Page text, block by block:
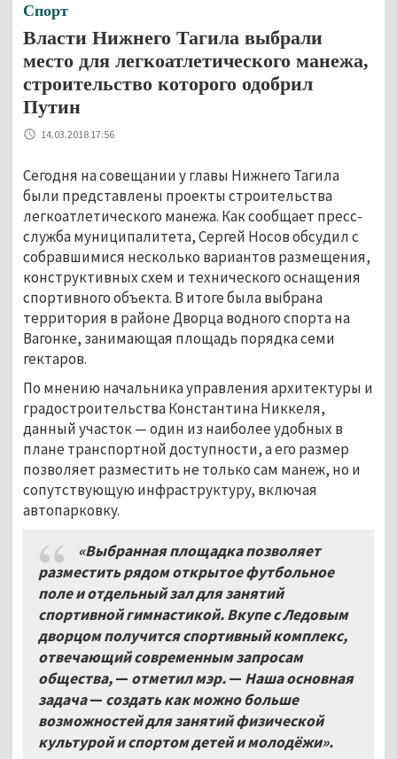
Спорт
Власти Нижнего Тагила выбрали
место для легкоатлетического манежа,
строительство которого одобрил
Путин
14.03.2018 17:56
Сегодня на совещании у главы Нижнего Тагила
были представлены проекты строительства
легкоатлетического манежа. Как сообщает пресс-
служба муниципалитета, Сергей Носов обсудил с
собравшимися несколько вариантов размещения,
конструктивных схем и технического оснащения
спортивного объекта. В итоге была выбрана
территория в районе Дворца водного спорта на
Вагонке, занимающая площадь порядка семи
гектаров.
По мнению начальника управления архитектуры и
градостроительства Константина Никкеля,
данный участок — один из наиболее удобных в
плане транспортной доступности, а его размер
позволяет разместить не только сам манеж, но и
сопутствующую инфраструктуру, включая
автопарковку.
«Выбранная площадка позволяет
разместить рядом открытое футбольное
поле и отдельный зал для занятий
спортивной гимнастикой. Вкупе с Ледовым
дворцом получится спортивный комплекс,
отвечающий современным запросам
общества,— отметил мэр.— Наша основная
задача— создать как можно больше
возможностей для занятий физической
культурой и спортом детей и молодёжи».